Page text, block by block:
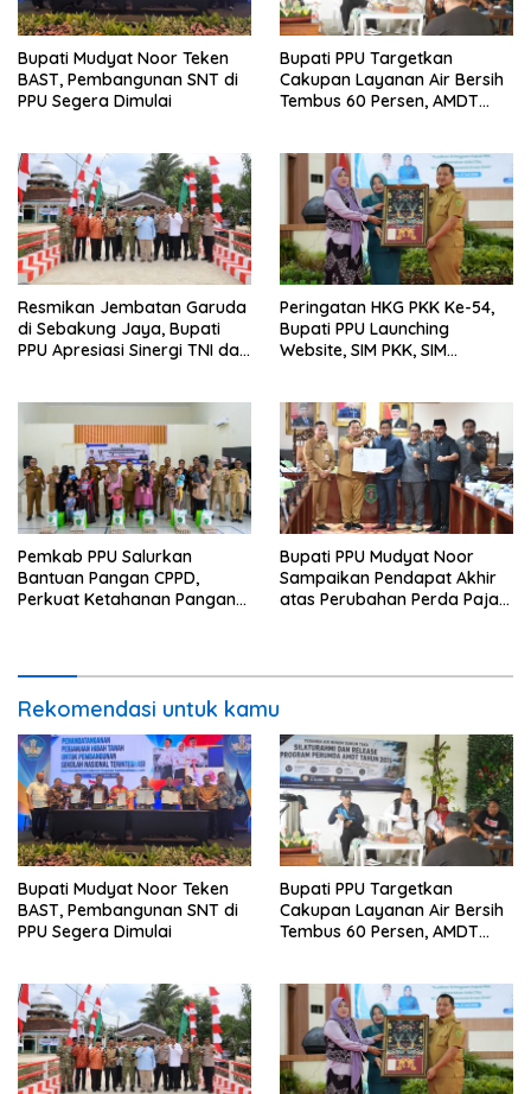
Bupati Mudyat Noor Teken
BAST, Pembangunan SNT di
PPU Segera Dimulai
Bupati PPU Targetkan
Cakupan Layanan Air Bersih
Tembus 60 Persen, AMDT
Resmikan Jembatan Garuda
di Sebakung Jaya, Bupati
PPU Apresiasi Sinergi TNI dan
Peringatan HKG PKK Ke-54,
Bupati PPU Launching
Website, SIM PKK, SIM
Pemkab PPU Salurkan
Bantuan Pangan CPPD,
Perkuat Ketahanan Pangan
Bupati PPU Mudyat Noor
Sampaikan Pendapat Akhir
atas Perubahan Perda Pajak
Rekomendasi untuk kamu
Bupati Mudyat Noor Teken
BAST, Pembangunan SNT di
PPU Segera Dimulai
Bupati PPU Targetkan
Cakupan Layanan Air Bersih
Tembus 60 Persen, AMDT